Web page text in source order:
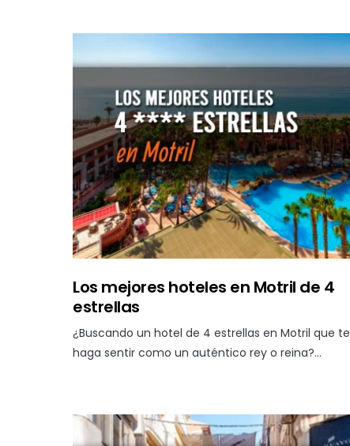
Los mejores hoteles en Motril de 4
estrellas
¿Buscando un hotel de 4 estrellas en Motril que te
haga sentir como un auténtico rey o reina?…